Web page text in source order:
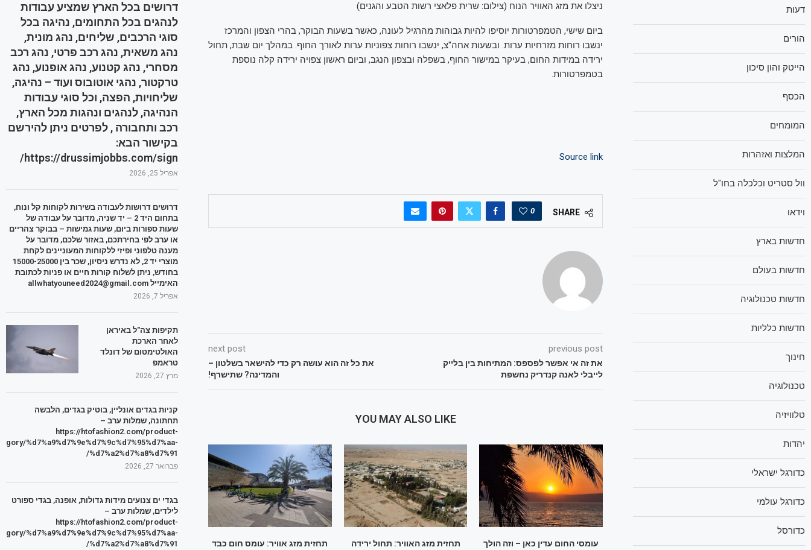
ניצלו את מזג האוויר הנוח (צילום: שרית פלאצי רשות הטבע והגנים)
ביום שישי, הטמפרטורות יוסיפו להיות גבוהות מהרגיל לעונה, כאשר בשעות הבוקר, בהרי הצפון והמרכז
ינשבו רוחות מזרחיות ערות. ובשעות אחה"צ, ינשבו רוחות צפוניות ערות לאורך החוף. במהלך יום שבת, תחול
ירידה במידות החום, בעיקר במישור החוף, בשפלה ובצפון הנגב, וביום ראשון צפויה ירידה קלה נוספת
בטמפרטורות.
Source link
SHARE
0
previous post
את זה אי אפשר לפספס: המתיחות בין בלייק
לייבלי לאנה קנדריק נחשפת
next post
את כל זה הוא עושה רק כדי להישאר בשלטון –
והמדינה? שתישרף!
YOU MAY ALSO LIKE
תחזית מזג אוויר: עומס חום כבד
תחזית מזג האוויר: תחול ירידה
עומסי החום עדין כאן – וזה הולך
דרושים בכל הארץ שמציע עבודות
לנהגים בכל התחומים, נהיגה בכל
סוגי הרכבים, שליחים, נהג מונית,
נהג משאית, נהג רכב פרטי, נהג רכב
מסחרי, נהג קטנוע, נהג אופנוע, נהג
טרקטור, נהגי אוטובוס ועוד – נהיגה,
שליחויות, הפצה, וכל סוגי עבודות
הנהיגה, לנהגים ונהגות מכל הארץ,
רכב ותחבורה , לפרטים ניתן להירשם
בקישור הבא:
https://drussimjobbs.com/sign/
אפריל 25, 2026
דרושים דרושות לעבודה בשירות לקוחות קל ונוח,
בתחום היד 2 – יד שניה, מדובר על עבודה של
שעות ספורות ביום, שעות גמישות – בבוקר צהריים
או ערב לפי בחירתכם, באזור שלכם, מדובר על
מענה טלפוני ופיזי ללקוחות המעוניינים לקחת
מוצרי יד 2, לא נדרש ניסיון, שכר בין 15000-25000
בחודש, ניתן לשלוח קורות חיים או פניות לכתובת
האימייל allwhatyouneed2024@gmail.com
אפריל 7, 2026
תקיפות צה"ל באיראן
לאחר הארכת
האולטימטום של דונלד
טראמפ
מרץ 27, 2026
קניות בגדים אונליין, בוטיק בגדים, הלבשה
תחתונה, שמלות ערב –
https://htofashion2.com/product-
%d7%a9%d7%9e%d7%9c%d7%95%d7%aa-
%d7%a2%d7%a8%d7%91/
פברואר 27, 2026
בגדי ים צנועים מידות גדולות, אופנה, בגדי ספורט
לילדים, שמלות ערב –
https://htofashion2.com/product-
%d7%a9%d7%9e%d7%9c%d7%95%d7%aa-
%d7%a2%d7%a8%d7%91/
דעות
הורים
הייטק והון סיכון
הכסף
המומחים
המלצות ואזהרות
וול סטריט וכלכלה בחו"ל
וידאו
חדשות בארץ
חדשות בעולם
חדשות טכנולוגיה
חדשות כלליות
חינוך
טכנולוגיה
טלוויזיה
יהדות
כדורגל ישראלי
כדורגל עולמי
כדורסל